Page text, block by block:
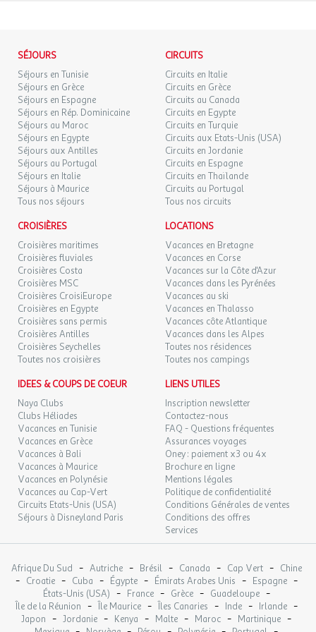
Studio 2 personnes
Séjour avec canapé-lit gigogne.
Cuisine équipée.
Salle de douche ou de bains.
WC séparés.
L'appartement est équipé d'une télévision, d'un réfrigérateur, de
plaques de cuisson, d'un micro-ondes, d'un lave-vaisselle, d'une
cafetière à filtre, d'une bouilloire, d'un grille pain et d'un sèche-
cheveux dans la salle de bain.
Cafetière : à filtre
Cuisine
Grille-pain
Lave-vaisselle
Micro-ondes
Nombre de chambres : 0
Nombre de pièces : 1
Nombre de wc : 1
Réfrigérateur
Sèche-cheveux
Surface (m²) : 20
Télévision.
Appartement 2 pièces 4 personnes
Séjour avec canapé-lit gigogne pour 2 personnes.
Cuisine équipée.
Chambre avec lit double.
Salle de bains ou de douche.
WC séparés.
L'appartement est équipé d'une télévision, d'un micro-ondes, d'un
lave-vaisselle, d'une cafetière à filtre, de plaques vitrocéramiques,
d'un grille-pain, d'une bouilloire et d'un sèche-cheveux.
SÉJOURS
Séjours en Tunisie
Séjours en Grèce
Séjours en Espagne
Séjours en Rép. Dominicaine
Séjours au Maroc
Séjours en Egypte
Séjours aux Antilles
Séjours au Portugal
Séjours en Italie
Séjours à Maurice
Tous nos séjours
CIRCUITS
Circuits en Italie
Circuits en Grèce
Circuits au Canada
Circuits en Egypte
Circuits en Turquie
Circuits aux Etats-Unis (USA)
Circuits en Jordanie
Circuits en Espagne
Circuits en Thaïlande
Circuits au Portugal
Tous nos circuits
CROISIÈRES
Croisières maritimes
Croisières fluviales
Croisières Costa
Croisières MSC
Croisières CroisiEurope
Croisières en Egypte
Croisières sans permis
Croisières Antilles
Croisières Seychelles
Toutes nos croisières
LOCATIONS
Vacances en Bretagne
Vacances en Corse
Vacances sur la Côte d'Azur
Vacances dans les Pyrénées
Vacances au ski
Vacances en Thalasso
Vacances côte Atlantique
Vacances dans les Alpes
Toutes nos résidences
Toutes nos campings
IDEES & COUPS DE COEUR
Naya Clubs
Clubs Héliades
Vacances en Tunisie
Vacances en Grèce
Vacances à Bali
Vacances à Maurice
Vacances en Polynésie
Vacances au Cap-Vert
Circuits Etats-Unis (USA)
Séjours à Disneyland Paris
LIENS UTILES
Inscription newsletter
Contactez-nous
FAQ - Questions fréquentes
Assurances voyages
Oney : paiement x3 ou 4x
Brochure en ligne
Mentions légales
Politique de confidentialité
Conditions Générales de ventes
Conditions des offres
Services
Afrique Du Sud - Autriche - Brésil - Canada - Cap Vert - Chine
- Croatie - Cuba - Égypte - Émirats Arabes Unis - Espagne -
États-Unis (USA) - France - Grèce - Guadeloupe -
Île de la Réunion - Île Maurice - Îles Canaries - Inde - Irlande -
Japon - Jordanie - Kenya - Malte - Maroc - Martinique -